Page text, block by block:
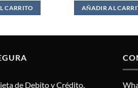
CARRITO AÑADIR AL
de Debito y Crédito.